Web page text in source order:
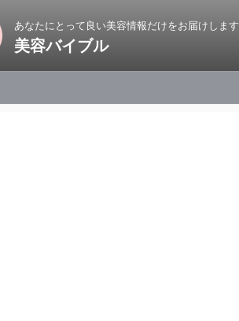
あなたにとって良い美容情報だけをお届けします
美容バイブル